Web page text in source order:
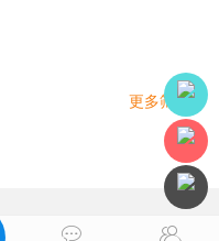
更多筛选